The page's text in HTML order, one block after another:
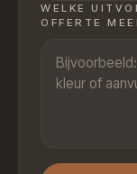
WELKE
OFFERTE